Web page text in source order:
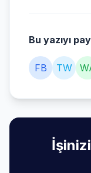
Bu yazıyı
FB TW